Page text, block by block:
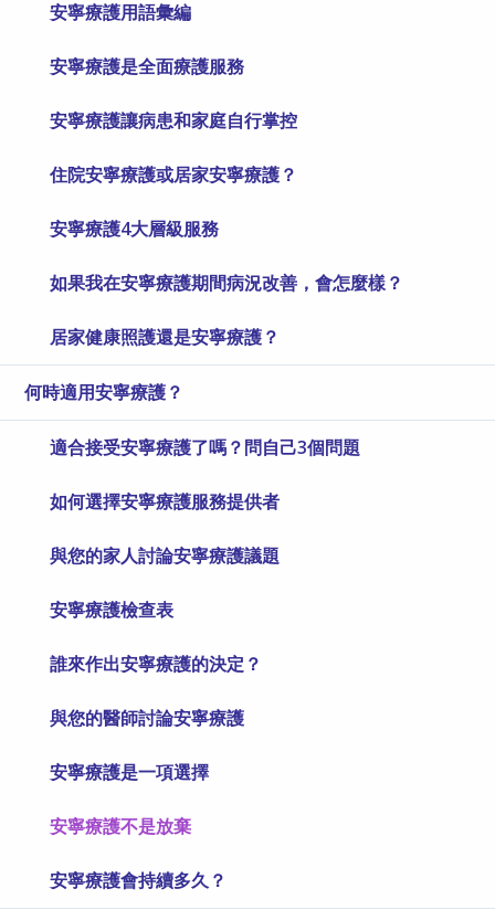
安寧療護用語彙編
安寧療護是全面療護服務
安寧療護讓病患和家庭自行掌控
住院安寧療護或居家安寧療護？
安寧療護4大層級服務
如果我在安寧療護期間病況改善，會怎麼樣？
居家健康照護還是安寧療護？
何時適用安寧療護？
適合接受安寧療護了嗎？問自己3個問題
如何選擇安寧療護服務提供者
與您的家人討論安寧療護議題
安寧療護檢查表
誰來作出安寧療護的決定？
與您的醫師討論安寧療護
安寧療護是一項選擇
安寧療護不是放棄
安寧療護會持續多久？